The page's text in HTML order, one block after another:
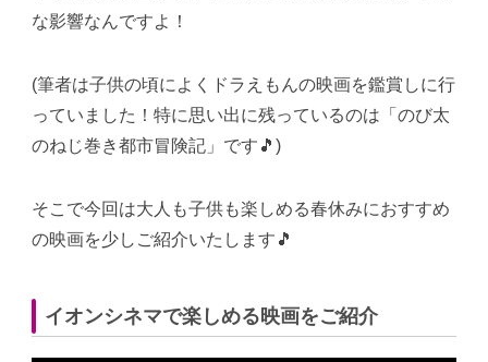
な影響なんですよ！
(筆者は子供の頃によくドラえもんの映画を鑑賞しに行
っていました！特に思い出に残っているのは「のび太
のねじ巻き都市冒険記」です🎵)
そこで今回は大人も子供も楽しめる春休みにおすすめ
の映画を少しご紹介いたします🎵
イオンシネマで楽しめる映画をご紹介